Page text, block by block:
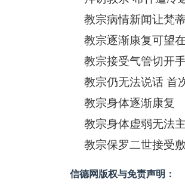
教宗病情新闻让梵
教宗逐渐康复可望
教宗接受气管切开
教宗仍无法说话 首
教宗身体逐渐康复
教宗身体虚弱无法
教宗保罗二世接受
信德网版权与免责声明：